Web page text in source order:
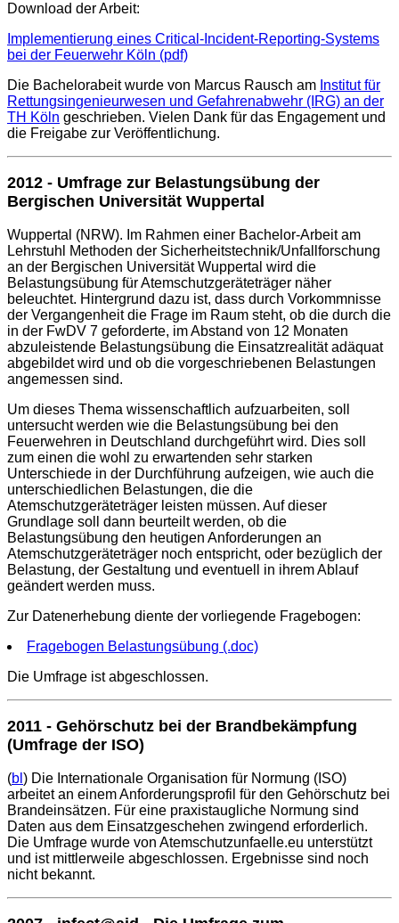
Download der Arbeit:
Implementierung eines Critical-Incident-Reporting-Systems
bei der Feuerwehr Köln (pdf)
Die Bachelorabeit wurde von Marcus Rausch am Institut für
Rettungsingenieurwesen und Gefahrenabwehr (IRG) an der
TH Köln geschrieben. Vielen Dank für das Engagement und
die Freigabe zur Veröffentlichung.
2012 - Umfrage zur Belastungsübung der
Bergischen Universität Wuppertal
Wuppertal (NRW). Im Rahmen einer Bachelor-Arbeit am
Lehrstuhl Methoden der Sicherheitstechnik/Unfallforschung
an der Bergischen Universität Wuppertal wird die
Belastungsübung für Atemschutzgeräteträger näher
beleuchtet. Hintergrund dazu ist, dass durch Vorkommnisse
der Vergangenheit die Frage im Raum steht, ob die durch die
in der FwDV 7 geforderte, im Abstand von 12 Monaten
abzuleistende Belastungsübung die Einsatzrealität adäquat
abgebildet wird und ob die vorgeschriebenen Belastungen
angemessen sind.
Um dieses Thema wissenschaftlich aufzuarbeiten, soll
untersucht werden wie die Belastungsübung bei den
Feuerwehren in Deutschland durchgeführt wird. Dies soll
zum einen die wohl zu erwartenden sehr starken
Unterschiede in der Durchführung aufzeigen, wie auch die
unterschiedlichen Belastungen, die die
Atemschutzgeräteträger leisten müssen. Auf dieser
Grundlage soll dann beurteilt werden, ob die
Belastungsübung den heutigen Anforderungen an
Atemschutzgeräteträger noch entspricht, oder bezüglich der
Belastung, der Gestaltung und eventuell in ihrem Ablauf
geändert werden muss.
Zur Datenerhebung diente der vorliegende Fragebogen:
Fragebogen Belastungsübung (.doc)
Die Umfrage ist abgeschlossen.
2011 - Gehörschutz bei der Brandbekämpfung
(Umfrage der ISO)
(bl ) Die Internationale Organisation für Normung (ISO)
arbeitet an einem Anforderungsprofil für den Gehörschutz bei
Brandeinsätzen. Für eine praxistaugliche Normung sind
Daten aus dem Einsatzgeschehen zwingend erforderlich.
Die Umfrage wurde von Atemschutzunfaelle.eu unterstützt
und ist mittlerweile abgeschlossen. Ergebnisse sind noch
nicht bekannt.